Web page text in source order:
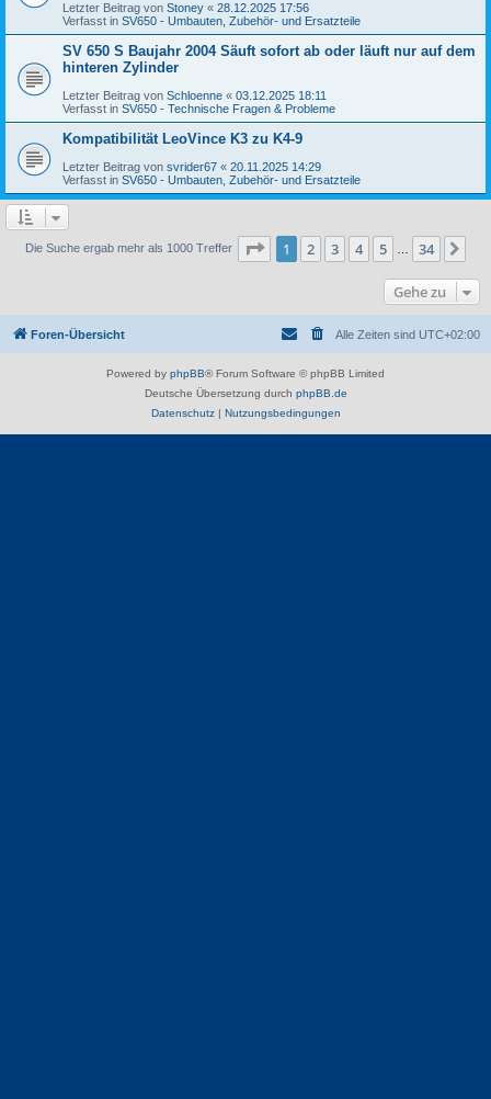
Letzter Beitrag von Stoney « 28.12.2025 17:56
Verfasst in SV650 - Umbauten, Zubehör- und Ersatzteile
SV 650 S Baujahr 2004 Säuft sofort ab oder läuft nur auf dem
hinteren Zylinder
Letzter Beitrag von Schloenne « 03.12.2025 18:11
Verfasst in SV650 - Technische Fragen & Probleme
Kompatibilität LeoVince K3 zu K4-9
Letzter Beitrag von svrider67 « 20.11.2025 14:29
Verfasst in SV650 - Umbauten, Zubehör- und Ersatzteile
Die Suche ergab mehr als 1000 Treffer Seite 1von 34
1 2 3 4 5 34
Gehe zu
Foren-Übersicht Alle Zeiten sind UTC+02:00
Powered by phpBB® Forum Software © phpBB Limited
Deutsche Übersetzung durch phpBB.de
Datenschutz| Nutzungsbedingungen